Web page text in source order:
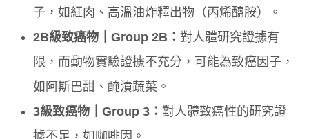
子，如紅肉、高溫油炸釋出物（丙烯醯胺）。
2B級致癌物｜Group 2B ：對人體研究證據有
限，而動物實驗證據不充分，可能為致癌因子，
如阿斯巴甜、醃漬蔬菜。
3級致癌物｜Group 3 ：對人體致癌性的研究證
據不足，如咖啡因。